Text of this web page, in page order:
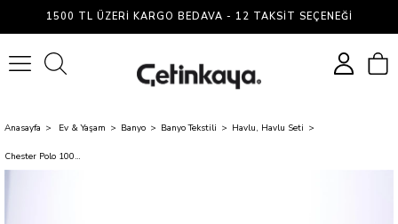
1500 TL ÜZERI KARGO BEDAVA - 12 TAKSIT SEÇENEĞI
Anasayfa Ev & Yaşam Banyo Banyo Tekstili Havlu, Havlu Seti
Chester Polo 100x30 Cm Sporcu Havlusu Kayısı